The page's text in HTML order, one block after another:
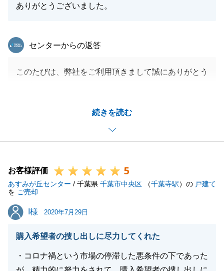
ありがとうございました。
続きを読む
東急リバブル
センターからの返答
このたびは、弊社をご利用頂きまして誠にありがとう
に良いお客様に購入頂く運びとなり、改めて心より御
ご指摘を頂戴致しました弊社サービスにつきまして
に予定をしておりましたが、買主様の都合で引渡し後
の入居希望日を早めたいということと、築3年弱で大
変綺麗な状態ということで、作業を省きたい旨のご相
談があり、買主の了承を頂き作業を省かせて頂きまし
Ｙ様にはご心配をお掛けしまして、誠に申し訳ござい
ませんでした。
今後とも何かのご縁で機会がございましたら、お気軽
お客様評価 5
あすみが丘センター / 千葉県 千葉市中央区 （千葉寺駅）の 戸建て
を ご売却
I様
I様 2020年7月29日
購入希望者の捜し出しに尽力してくれた
・コロナ禍という市場の停滞した悪条件の下であった